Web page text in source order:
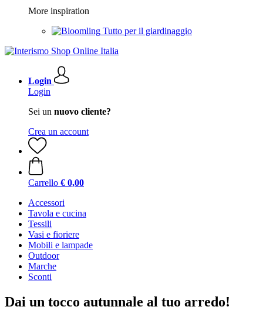
More inspiration
Tutto per il giardinaggio
Login
Login
Sei un nuovo cliente?
Crea un account
Carrello € 0,00
Accessori
Tavola e cucina
Tessili
Vasi e fioriere
Mobili e lampade
Outdoor
Marche
Sconti
Dai un tocco autunnale al tuo arredo!